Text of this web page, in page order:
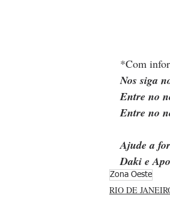
*Com
Nos siga
Entre no
Entre no
Ajude a
Daki e
Zona Oeste
RIO DE